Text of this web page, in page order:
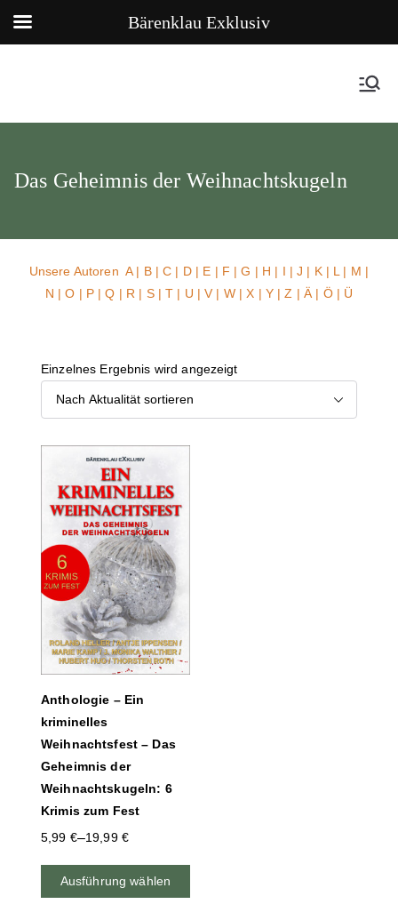
Das Geheimnis der Weihnachtskugeln
Unsere AutorenA| B|C | D| E | F |G | H | I |J | K| L | M |
N |O | P|Q | R | S|T | U | V | W| X | Y | Z | Ä | Ö | Ü
Einzelnes Ergebnis wird angezeigt
Anthologie – Ein
kriminelles
Weihnachtsfest – Das
Geheimnis der
Weihnachtskugeln: 6
Krimis zum Fest
5,99 €–19,99 €
Ausführung wählen
Bärenklau Exklusiv